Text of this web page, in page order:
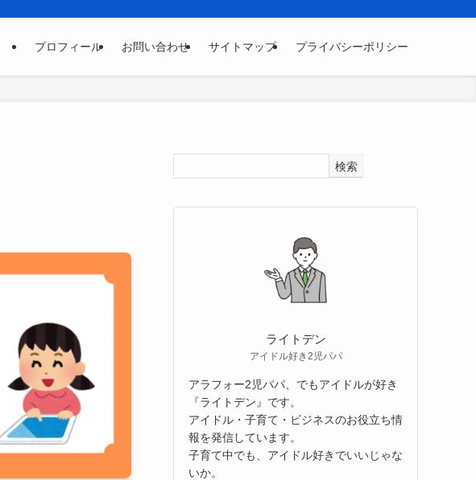
プロフィール お問い合わせ サイトマップ プライバシーポリシー
検索
ライトデン
アイドル好き2児パパ
アラフォー2児パパ、でもアイドルが好き
『ライトデン』です。
アイドル・子育て・ビジネスのお役立ち情
報を発信しています。
子育て中でも、アイドル好きでいいじゃな
いか。